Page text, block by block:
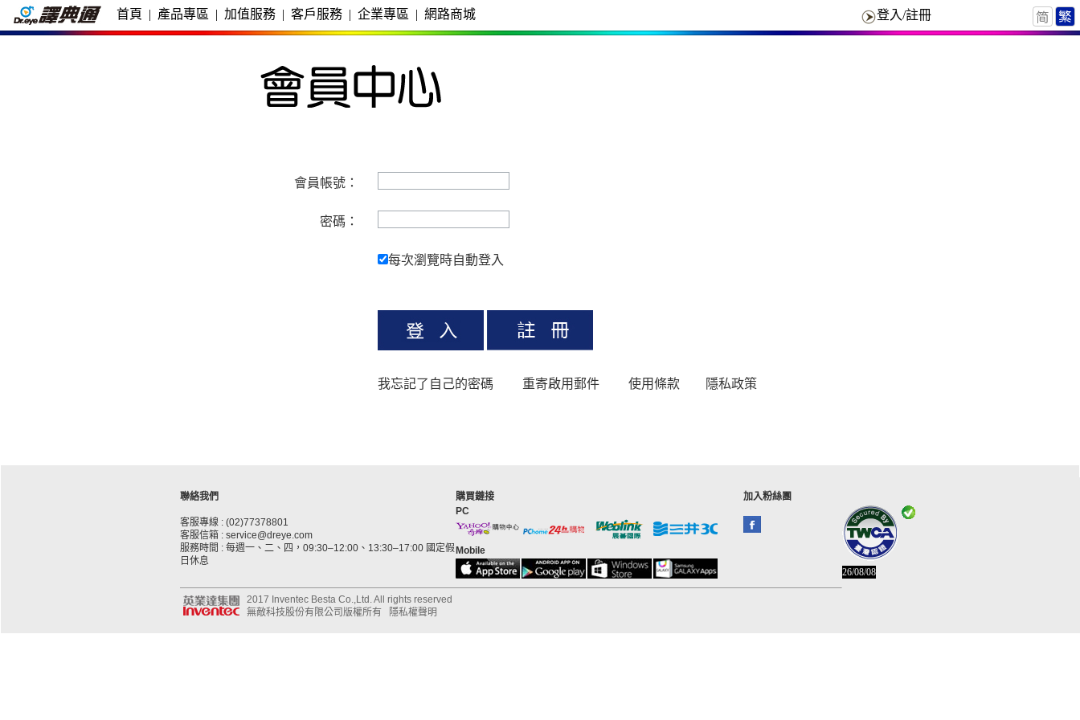
首頁 | 產品專區 | 加值服務 | 客戶服務 | 企業專區 | 網路商城 登入/註冊
會員帳號：
密碼：
每次瀏覽時自動登入
我忘記了自己的密碼 重寄啟用郵件 使用條款 隱私政策
聯絡我們
客服專線 : (02)77378801
客服信箱 : service@dreye.com
服務時間 : 每週一、二、四，09:30–12:00、13:30–17:00 國定假
日休息
購買鏈接
PC
Mobile
加入粉絲團
26/08/08
2017 Inventec Besta Co.,Ltd. All rights reserved
無敵科技股份有限公司版權所有
隱私權聲明